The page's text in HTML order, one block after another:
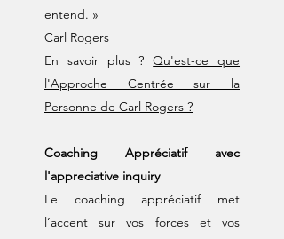
entend. »
Carl Rogers
En savoir plus ?Qu'est-ce que
l'Approche Centrée sur la
Personne de Carl Rogers ?
Coaching Appréciatif avec
l'appreciative inquiry
Le coaching appréciatif met
l’accent sur vos forces et vos